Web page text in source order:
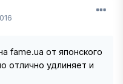
fame.ua от японского
отлично удлиняет и